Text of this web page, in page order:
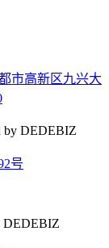
市高新区九兴大
by DEDEBIZ
号
DEDEBIZ